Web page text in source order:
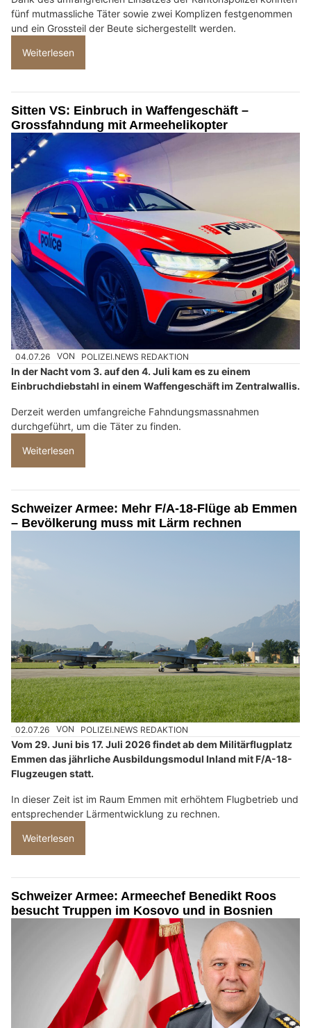
fünf mutmassliche Täter sowie zwei Komplizen festgenommen
und ein Grossteil der Beute sichergestellt werden.
Weiterlesen
Sitten VS: Einbruch in Waffengeschäft –
Grossfahndung mit Armeehelikopter
04.07.26 VON POLIZEI.NEWS REDAKTION
In der Nacht vom 3. auf den 4. Juli kam es zu einem
Einbruchdiebstahl in einem Waffengeschäft im Zentralwallis.
Derzeit werden umfangreiche Fahndungsmassnahmen
durchgeführt, um die Täter zu finden.
Weiterlesen
Schweizer Armee: Mehr F/A-18-Flüge ab Emmen
– Bevölkerung muss mit Lärm rechnen
02.07.26 VON POLIZEI.NEWS REDAKTION
Vom 29. Juni bis 17. Juli 2026 findet ab dem Militärflugplatz
Emmen das jährliche Ausbildungsmodul Inland mit F/A-18-
Flugzeugen statt.
In dieser Zeit ist im Raum Emmen mit erhöhtem Flugbetrieb und
entsprechender Lärmentwicklung zu rechnen.
Weiterlesen
Schweizer Armee: Armeechef Benedikt Roos
besucht Truppen im Kosovo und in Bosnien